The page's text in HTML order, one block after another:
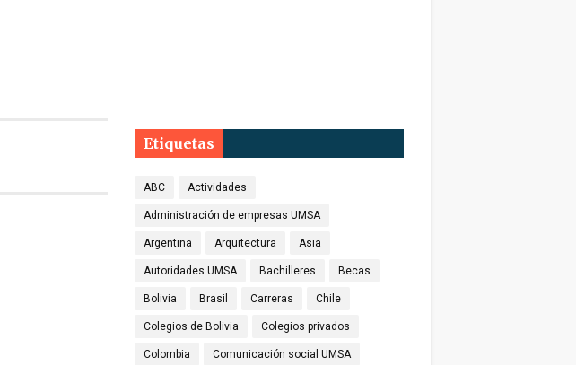
Etiquetas
ABC Actividades
Administración de empresas UMSA
Argentina Arquitectura Asia
Autoridades UMSA Bachilleres Becas
Bolivia Brasil Carreras Chile
Colegios de Bolivia Colegios privados
Colombia Comunicación social UMSA